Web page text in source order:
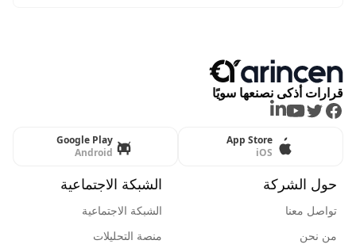
قرارات أذكى نصنعها سويًا
Facebook
Twitter
Youtube
LinkedIn
App Store
iOS
Google Play
Android
حول الشركة
تواصل معنا
من نحن
الشبكة الاجتماعية
الشبكة الاجتماعية
منصة التحليلات